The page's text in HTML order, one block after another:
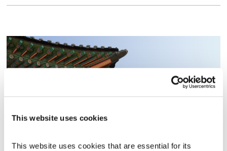
This website uses cookies
This website uses cookies that are essential for its